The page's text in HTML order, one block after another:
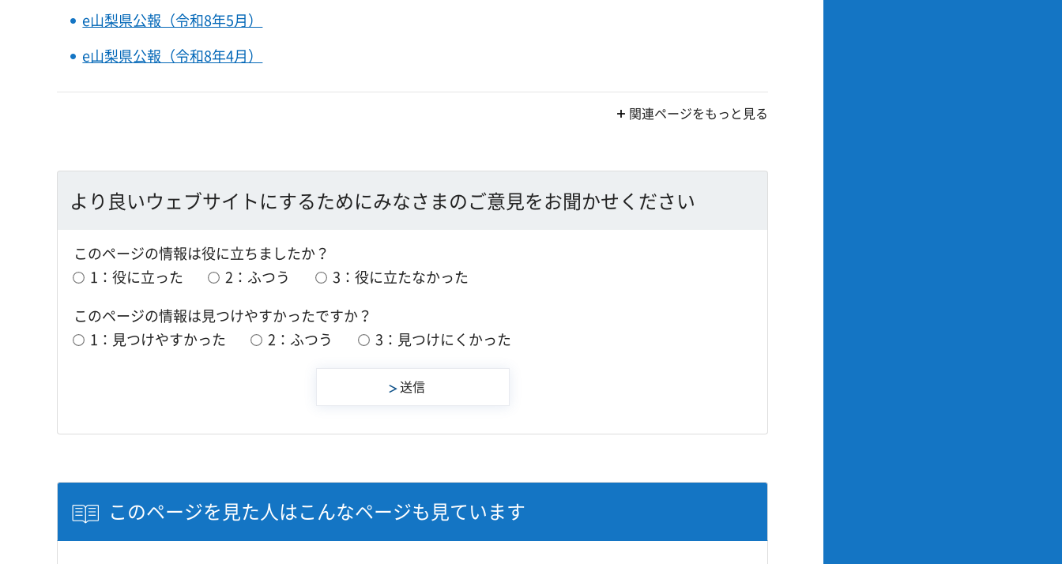
e山梨県公報（令和8年5月）
e山梨県公報（令和8年4月）
関連ページをもっと見る
より良いウェブサイトにするためにみなさまのご意見をお聞かせください
このページの情報は役に立ちましたか？
1：役に立った
2：ふつう
3：役に立たなかった
このページの情報は見つけやすかったですか？
1：見つけやすかった
2：ふつう 3：見つけにくかった
このページを見た人はこんなページも見ています